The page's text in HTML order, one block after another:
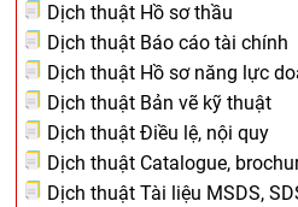
Dịch thuật Hồ sơ thầu
Dịch thuật Báo cáo tài chính
Dịch thuật Hồ sơ năng lực
Dịch thuật Bản vẽ kỹ thuật
Dịch thuật Điều lệ, nội quy
Dịch thuật Catalogue,
Dịch thuật Tài liệu MSDS,